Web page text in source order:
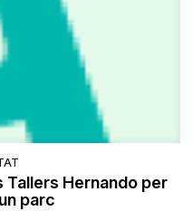
Hernando per
parc